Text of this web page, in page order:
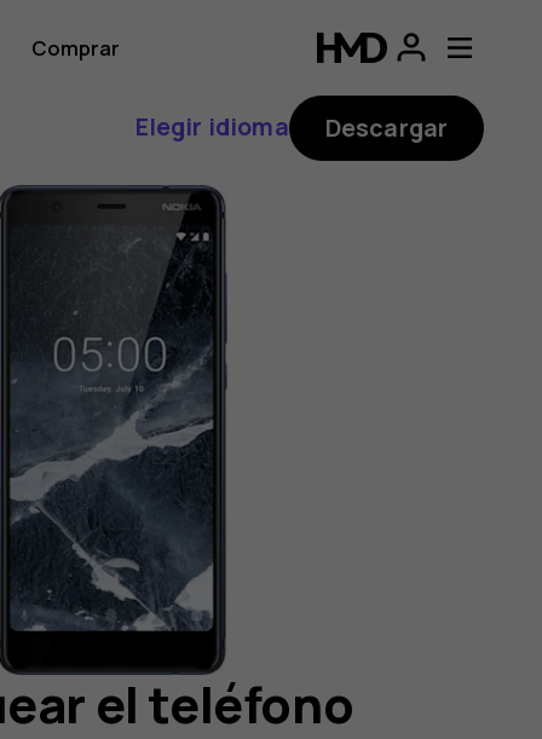
Comprar
Elegir idioma Descargar
el teléfono